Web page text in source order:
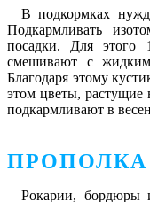
В подкормках
Подкармливать
посадки. Для
смешивают с жидким
Благодаря этому
этом цветы, растущие
подкармливают в
ПРОПОЛКА
Рокарии, бордюры